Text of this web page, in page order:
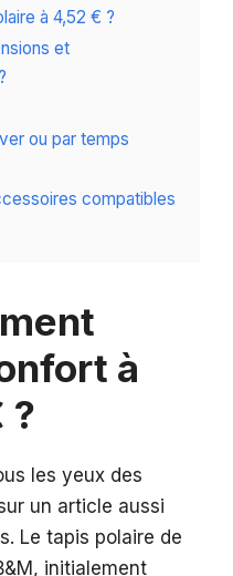
à 4,52 € ?
et
ou par temps
compatibles
à
?
les yeux des
un article aussi
Le tapis polaire de
initialement